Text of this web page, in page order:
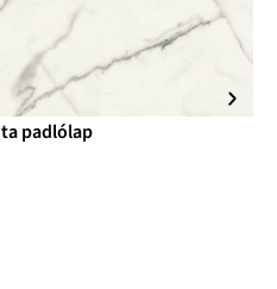
padlólap